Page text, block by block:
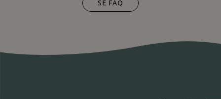
SE FAQ